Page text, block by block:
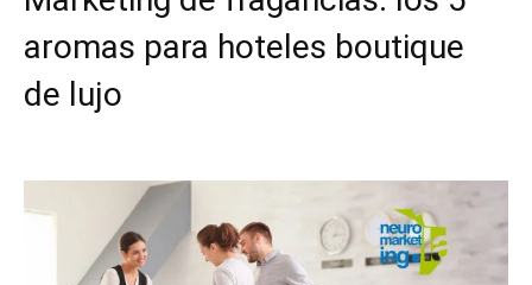
aromas para hoteles boutique
de lujo